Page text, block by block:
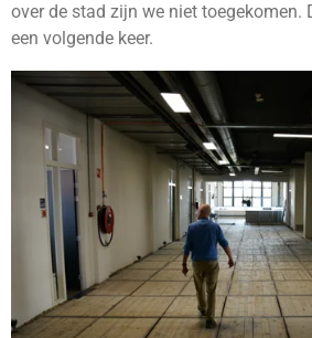
over de stad zijn we niet toegekomen.
een volgende keer.